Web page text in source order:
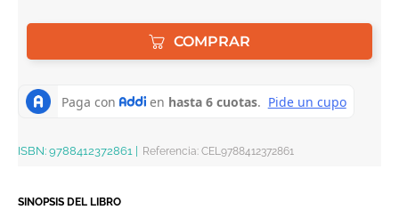
COMPRAR
ISBN: 9788412372861 Referencia: CEL9788412372861
SINOPSIS DEL LIBRO